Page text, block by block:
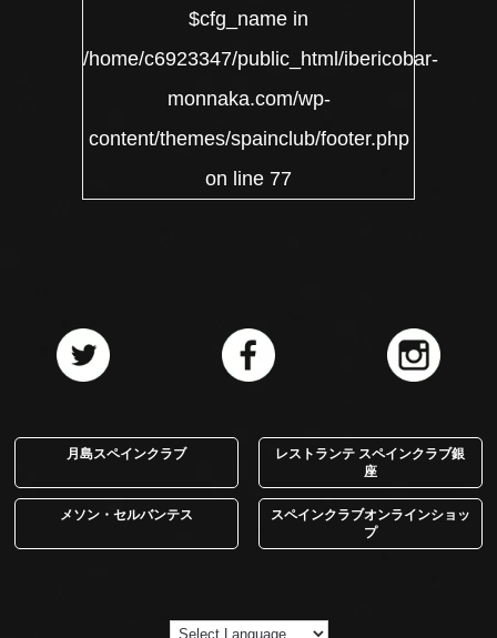
$cfg_name in
/home/c6923347/public_html/ibericobar-
monnaka.com/wp-
content/themes/spainclub/footer.php
on line 77
月島スペインクラブ
レストランテ スペインクラブ銀
座
メソン・セルバンテス
スペインクラブオンラインショッ
プ